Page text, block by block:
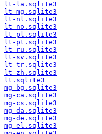
lt-la.sqlite3
lt-mg.sqlite3
lt-nl.sqlite3
lt-no.sqlite3
lt-pl.sqlite3
lt-pt.sqlite3
lt-ru.sqlite3
lt-sv.sqlite3
lt-tr.sqlite3
lt-zh.sqlite3
lt.sqlite3
mg-bg.sqlite3
mg-ca.sqlite3
mg-cs.sqlite3
mg-da.sqlite3
mg-de.sqlite3
mg-el.sqlite3